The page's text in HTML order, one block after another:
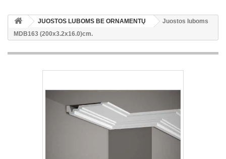
JUOSTOS LUBOMS BE ORNAMENTŲ
Juostos luboms
MDB163 (200x3.2x16.0)cm.